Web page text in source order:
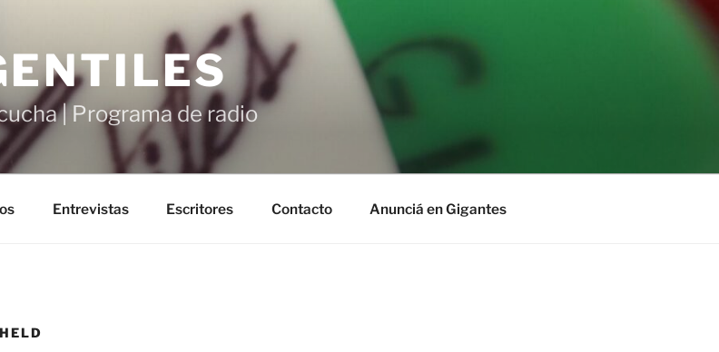
| Programa de radio
Entrevistas Escritores Contacto Anunciá en Gigantes